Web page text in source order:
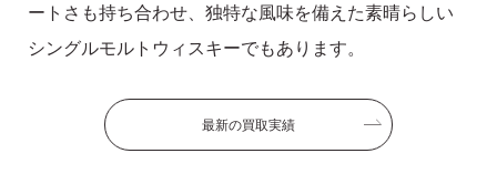
ートさも持ち合わせ、独特な風味を備えた素晴らしい
シングルモルトウィスキーでもあります。
最新の買取実績